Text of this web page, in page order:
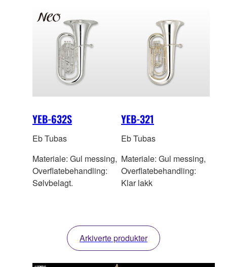
YEB-632S
Eb Tubas
Materiale: Gul messing,
Overflatebehandling:
Sølvbelagt.
YEB-321
Eb Tubas
Materiale: Gul messing,
Overflatebehandling:
Klar lakk
Arkiverte produkter